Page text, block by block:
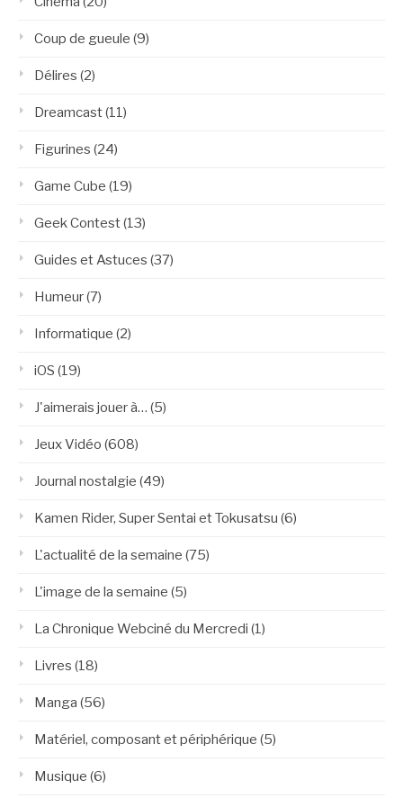
Coup de gueule (9)
Délires (2)
Dreamcast(11)
Figurines (24)
Game Cube (19)
Geek Contest(13)
Guides et Astuces (37)
Humeur(7)
Informatique (2)
iOS (19)
J'aimerais jouer à… (5)
Jeux Vidéo (608)
Journal nostalgie (49)
Kamen Rider, Super Sentai et Tokusatsu (6)
L'actualité de la semaine (75)
L'image de la semaine (5)
La Chronique Webciné du Mercredi (1)
Livres (18)
Manga (56)
Matériel, composant et périphérique (5)
Musique (6)